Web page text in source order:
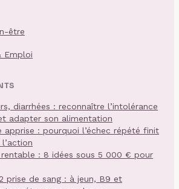
être
Emploi
diarrhées : reconnaître l’intolérance
adapter son alimentation
apprise : pourquoi l’échec répété finit
: 8 idées sous 5 000 € pour
prise de sang : à jeun, B9 et